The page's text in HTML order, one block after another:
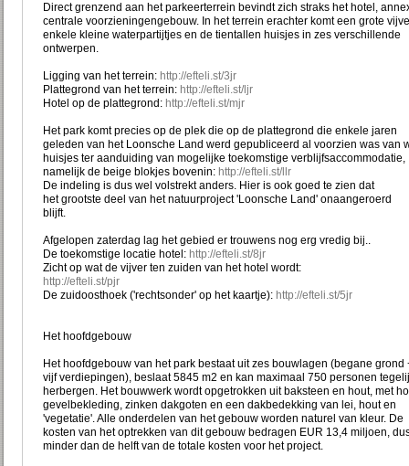
Direct grenzend aan het parkeerterrein bevindt zich straks het hotel,
centrale voorzieningengebouw. In het terrein erachter komt een grote
enkele kleine waterpartijtjes en de tientallen huisjes in zes verschillende
ontwerpen.
Ligging van het terrein: http://efteli.st/3jr
Plattegrond van het terrein: http://efteli.st/ljr
Hotel op de plattegrond: http://efteli.st/mjr
Het park komt precies op de plek die op de plattegrond die enkele jaren
geleden van het Loonsche Land werd gepubliceerd al voorzien was van
huisjes ter aanduiding van mogelijke toekomstige verblijfsaccommodatie,
namelijk de beige blokjes bovenin: http://efteli.st/llr
De indeling is dus wel volstrekt anders. Hier is ook goed te zien dat
het grootste deel van het natuurproject 'Loonsche Land' onaangeroerd
blijft.
Afgelopen zaterdag lag het gebied er trouwens nog erg vredig bij..
De toekomstige locatie hotel: http://efteli.st/8jr
Zicht op wat de vijver ten zuiden van het hotel wordt:
http://efteli.st/pjr
De zuidoosthoek ('rechtsonder' op het kaartje): http://efteli.st/5jr
Het hoofdgebouw
Het hoofdgebouw van het park bestaat uit zes bouwlagen (begane grond
vijf verdiepingen), beslaat 5845 m2 en kan maximaal 750 personen
herbergen. Het bouwwerk wordt opgetrokken uit baksteen en hout, met
gevelbekleding, zinken dakgoten en een dakbedekking van lei, hout en
'vegetatie'. Alle onderdelen van het gebouw worden naturel van kleur. De
kosten van het optrekken van dit gebouw bedragen EUR 13,4 miljoen,
minder dan de helft van de totale kosten voor het project.